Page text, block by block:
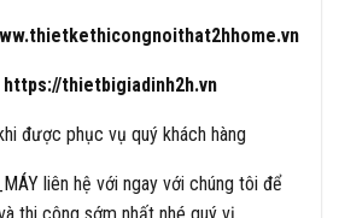
https://thietbigiadinh2h.vn
được phục vụ quý khách hàng
liên hệ với ngay với chúng tôi để